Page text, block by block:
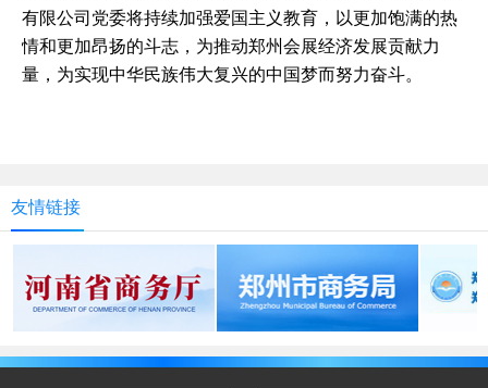
有限公司党委将持续加强爱国主义教育，以更加饱满的热
情和更加昂扬的斗志，为推动郑州会展经济发展贡献力
量，为实现中华民族伟大复兴的中国梦而努力奋斗。
友情链接